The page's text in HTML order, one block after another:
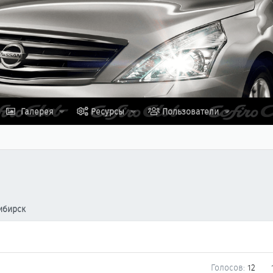
Галерея Ресурсы Пользователи
Голосов: 12